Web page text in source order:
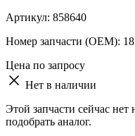
Артикул: 858640
Номер запчасти (OEM):
Цена по запросу
Нет в наличии
Этой запчасти сейчас
подобрать аналог.